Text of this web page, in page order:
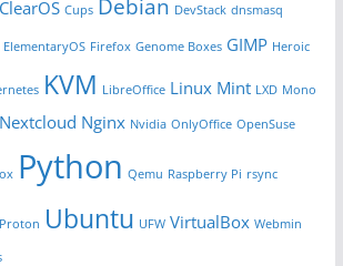
ClearOS Cups Debian DevStack dnsmasq
ElementaryOS Firefox Genome Boxes GIMP Heroic
KVM LibreOffice Linux Mint LXD Mono
Nextcloud Nginx Nvidia OnlyOffice OpenSuse
Python Qemu Raspberry Pi rsync
Ubuntu UFW VirtualBox Webmin